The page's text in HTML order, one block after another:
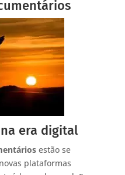
era digital
estão se
plataformas